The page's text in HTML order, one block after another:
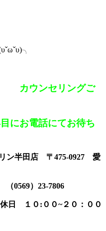
ングご
にてお待ち
475-0927 愛
0569）23-7806
日 １０:００~２０：００